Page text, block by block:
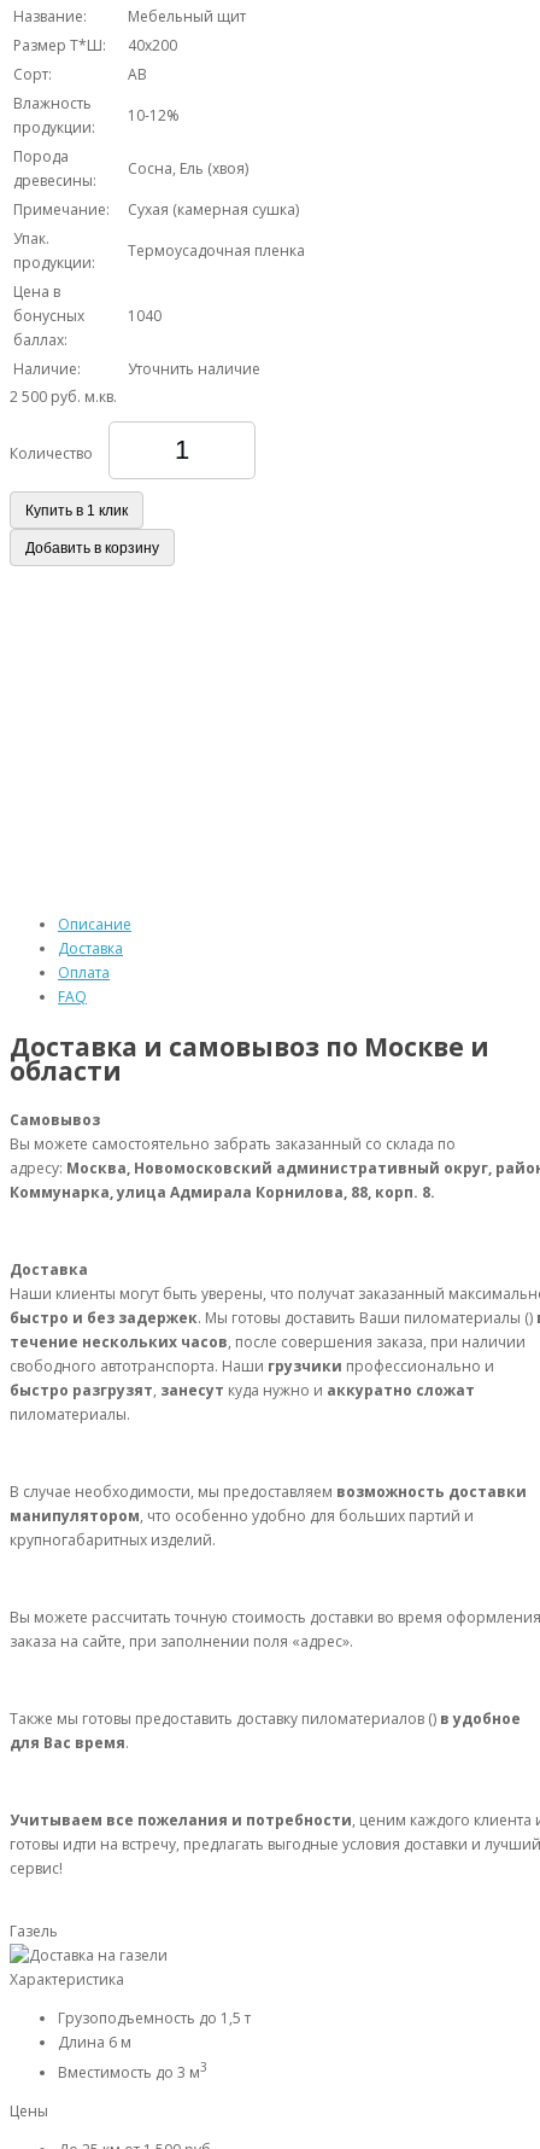
Название:
Мебельный щит
Размер Т*Ш:
40х200
Сорт:
AB
Влажность
продукции:
10-12%
Порода
древесины:
Сосна, Ель (хвоя)
Примечание:
Сухая (камерная сушка)
Упак.
продукции:
Термоусадочная пленка
Цена в
бонусных
баллах:
1040
Наличие:
Уточнить наличие
2 500 руб. м.кв.
Количество
Купить в 1 клик
Добавить в корзину
Описание
Доставка
Оплата
FAQ
Доставка и самовывоз по Москве и
области
Самовывоз
Вы можете самостоятельно забрать заказанный со склада по
адресу: Москва, Новомосковский административный округ,
Коммунарка, улица Адмирала Корнилова, 88, корп. 8.
Доставка
Наши клиенты могут быть уверены, что получат заказанный
быстро и без задержек. Мы готовы доставить Ваши пиломатериалы ()
течение нескольких часов, после совершения заказа, при наличии
свободного автотранспорта. Наши грузчики профессионально и
быстро разгрузят, занесут куда нужно и аккуратно сложат
пиломатериалы.
В случае необходимости, мы предоставляем возможность доставки
манипулятором, что особенно удобно для больших партий и
крупногабаритных изделий.
Вы можете рассчитать точную стоимость доставки во время оформления
заказа на сайте, при заполнении поля «адрес».
Также мы готовы предоставить доставку пиломатериалов () в удобное
для Вас время.
Учитываем все пожелания и потребности, ценим каждого клиента
готовы идти на встречу, предлагать выгодные условия доставки и лучший
сервис!
Газель
Характеристика
Грузоподъемность до 1,5 т
Длина 6 м
Вместимость до 3 м3
Цены